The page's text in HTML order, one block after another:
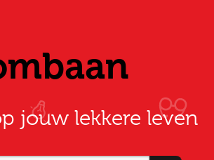
jouw lekkere leven